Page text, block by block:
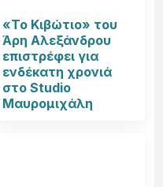
«Το Κιβώτιο» του
Άρη Αλεξάνδρου
επιστρέφει για
ενδέκατη χρονιά
στο Studio
Μαυρομιχάλη